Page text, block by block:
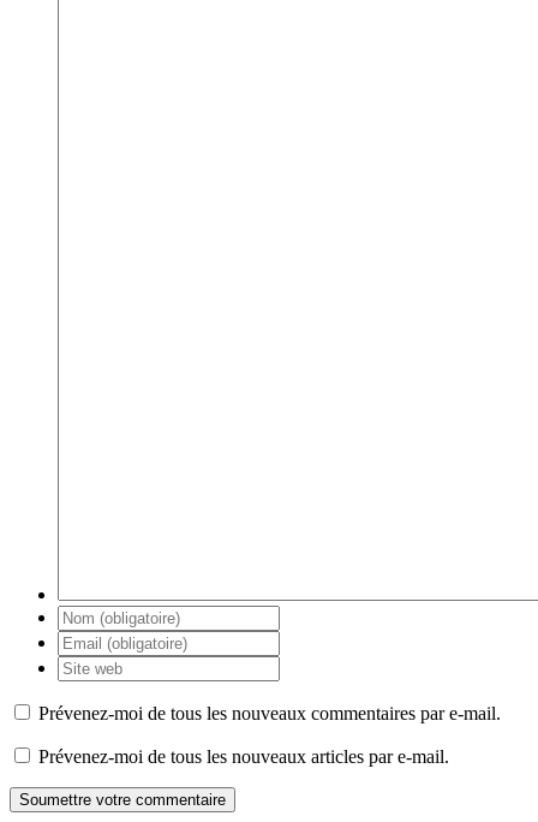
Prévenez-moi de tous les nouveaux commentaires par e-mail.
Prévenez-moi de tous les nouveaux articles par e-mail.
Soumettre votre commentaire